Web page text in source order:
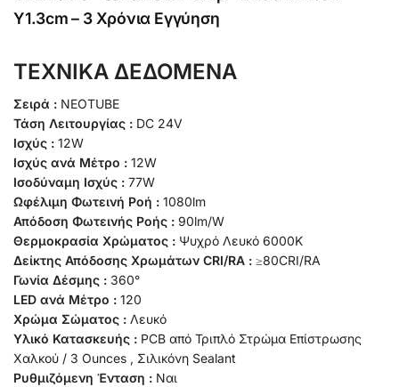
Υ1.3cm – 3 Χρόνια Εγγύηση
ΤΕΧΝΙΚΑ ΔΕΔΟΜΕΝΑ
Σειρά : NEOTUBE
Τάση Λειτουργίας : DC 24V
Ισχύς : 12W
Ισχύς ανά Μέτρο : 12W
Ισοδύναμη Ισχύς : 77W
Ωφέλιμη Φωτεινή Ροή : 1080lm
Απόδοση Φωτεινής Ροής : 90lm/W
Θερμοκρασία Χρώματος : Ψυχρό Λευκό 6000K
Δείκτης Απόδοσης Χρωμάτων CRI/RA : ≥80CRI/RA
Γωνία Δέσμης : 360°
LED ανά Μέτρο : 120
Χρώμα Σώματος : Λευκό
Υλικό Κατασκευής : PCB από Τριπλό Στρώμα Επίστρωσης
Χαλκού / 3 Ounces , Σιλικόνη Sealant
Ρυθμιζόμενη Ένταση : Ναι